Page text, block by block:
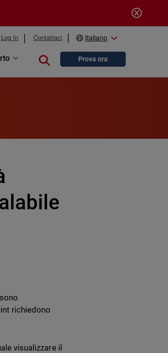
Log In Contattaci Italiano
Close searchProva ora
richiedono
visualizzare il